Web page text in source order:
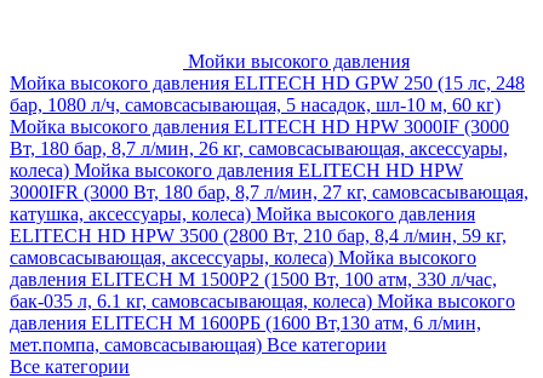
Мойки высокого давления
Мойка высокого давления ELITECH HD GPW 250 (15 лс, 248
бар, 1080 л/ч, самовсасывающая, 5 насадок, шл-10 м, 60 кг)
Мойка высокого давления ELITECH HD HPW 3000IF (3000
Вт, 180 бар, 8,7 л/мин, 26 кг, самовсасывающая, аксессуары,
колеса) Мойка высокого давления ELITECH HD HPW
3000IFR (3000 Вт, 180 бар, 8,7 л/мин, 27 кг, самовсасывающая,
катушка, аксессуары, колеса) Мойка высокого давления
ELITECH HD HPW 3500 (2800 Вт, 210 бар, 8,4 л/мин, 59 кг,
самовсасывающая, аксессуары, колеса) Мойка высокого
давления ELITECH M 1500P2 (1500 Вт, 100 атм, 330 л/час,
бак-035 л, 6.1 кг, самовсасывающая, колеса) Мойка высокого
давления ELITECH М 1600РБ (1600 Вт,130 атм, 6 л/мин,
мет.помпа, самовсасывающая) Все категории
Все категории